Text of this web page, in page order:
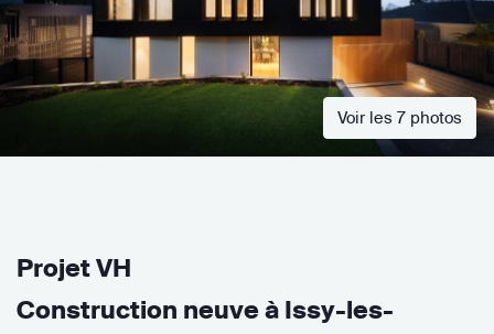
Voir les 7 photos
Projet VH
Construction neuve à Issy-les-